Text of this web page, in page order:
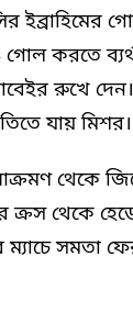
ইব্রাহিমের
গোল করতে
রুখে
যায় মিশর।
আক্রমণ থেকে
ক্রস থেকে
সমতা